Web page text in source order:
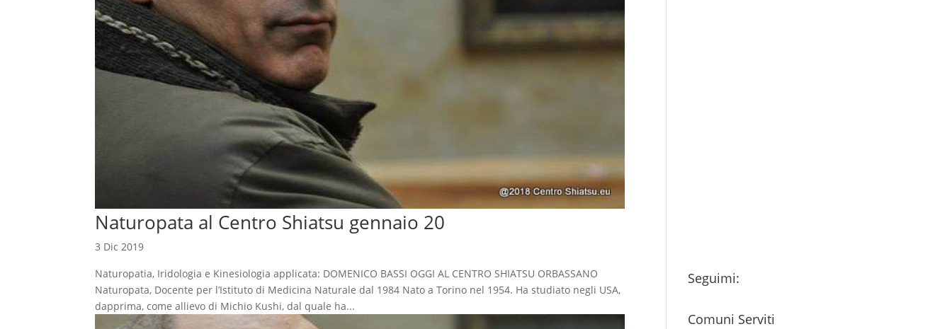
Naturopata al Centro Shiatsu gennaio 20
3 Dic 2019
Naturopatia, Iridologia e Kinesiologia applicata: DOMENICO BASSI OGGI AL CENTRO SHIATSU ORBASSANO
Naturopata, Docente per l’Istituto di Medicina Naturale dal 1984 Nato a Torino nel 1954. Ha studiato negli USA,
dapprima, come allievo di Michio Kushi, dal quale ha...
Seguimi:
Comuni Serviti